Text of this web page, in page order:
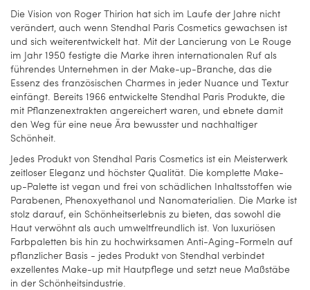
Die Vision von Roger Thirion hat sich im Laufe der Jahre nicht
verändert, auch wenn Stendhal Paris Cosmetics gewachsen ist
und sich weiterentwickelt hat. Mit der Lancierung von Le Rouge
im Jahr 1950 festigte die Marke ihren internationalen Ruf als
führendes Unternehmen in der Make-up-Branche, das die
Essenz des französischen Charmes in jeder Nuance und Textur
einfängt. Bereits 1966 entwickelte Stendhal Paris Produkte, die
mit Pflanzenextrakten angereichert waren, und ebnete damit
den Weg für eine neue Ära bewusster und nachhaltiger
Schönheit.
Jedes Produkt von Stendhal Paris Cosmetics ist ein Meisterwerk
zeitloser Eleganz und höchster Qualität. Die komplette Make-
up-Palette ist vegan und frei von schädlichen Inhaltsstoffen wie
Parabenen, Phenoxyethanol und Nanomaterialien. Die Marke ist
stolz darauf, ein Schönheitserlebnis zu bieten, das sowohl die
Haut verwöhnt als auch umweltfreundlich ist. Von luxuriösen
Farbpaletten bis hin zu hochwirksamen Anti-Aging-Formeln auf
pflanzlicher Basis - jedes Produkt von Stendhal verbindet
exzellentes Make-up mit Hautpflege und setzt neue Maßstäbe
in der Schönheitsindustrie.